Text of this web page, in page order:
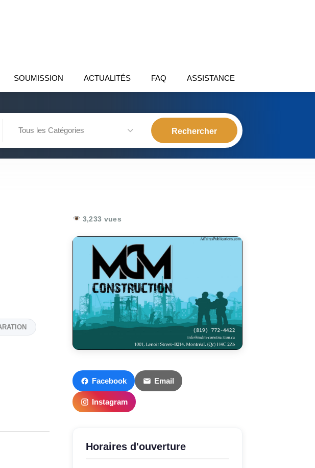
SOUMISSION ACTUALITÉS FAQ ASSISTANCE
Tous les Catégories
3,233 vues
Facebook Email
Instagram
Horaires d'ouverture